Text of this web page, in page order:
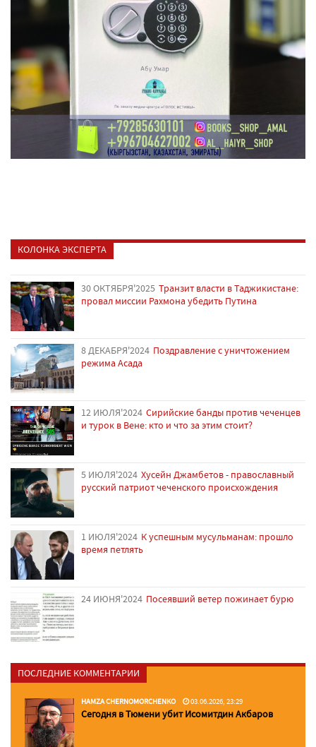
КОЛОНКА ЭКСПЕРТА
30 ОКТЯБРЯ'2025 Транзит власти в Таджикистане:
провал миссии Рахмона убедить Путина
8 ДЕКАБРЯ'2024 Поздравление с уничтожением
режима Асада
12 ИЮЛЯ'2024 Сирийские банды против чеченцев
и турок в Вене: кто и что за этим стоит?
5 ИЮЛЯ'2024 Хусейн Джамбетов - православный
русский патриот чеченского происхождения
1 ИЮЛЯ'2024 К успешным мусульманам: прошло
время петлять
24 ИЮНЯ'2024 Посеявший ветер пожинает бурю
ПОСЛЕДНИЕ КОММЕНТАРИИ
HAMZA CHERNOMORCHENKO 03.06.2026, 23:29
Сегодня в Тюмени убит Исомитдин Акбаров